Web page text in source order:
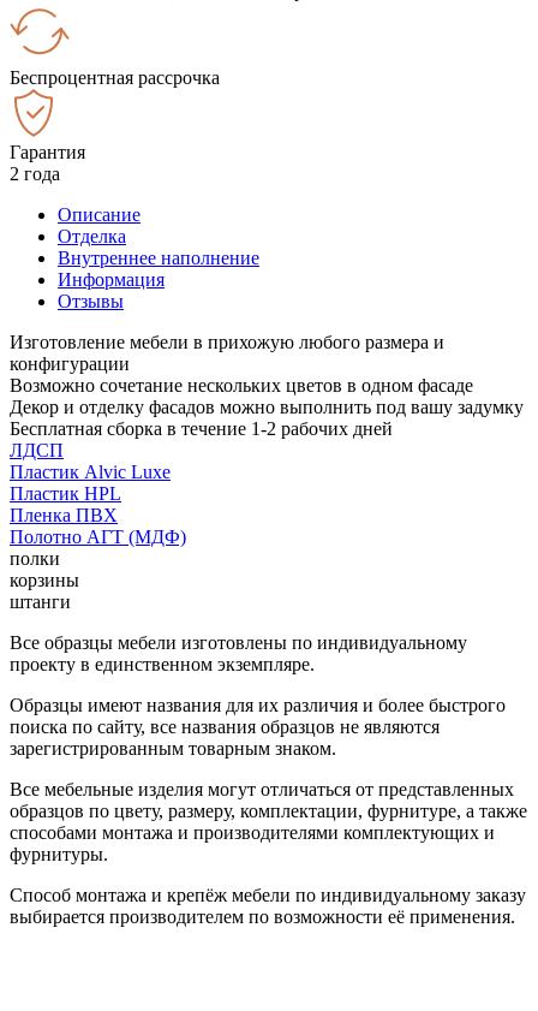
Беспроцентная рассрочка
Гарантия
2 года
Описание
Отделка
Внутреннее наполнение
Информация
Отзывы
Изготовление мебели в прихожую любого размера и
конфигурации
Возможно сочетание нескольких цветов в одном фасаде
Декор и отделку фасадов можно выполнить под вашу задумку
Бесплатная сборка в течение 1-2 рабочих дней
ЛДСП
Пластик Alvic Luxe
Пластик HPL
Пленка ПВХ
Полотно АГТ (МДФ)
полки
корзины
штанги
Все образцы мебели изготовлены по индивидуальному
проекту в единственном экземпляре.
Образцы имеют названия для их различия и более быстрого
поиска по сайту, все названия образцов не являются
зарегистрированным товарным знаком.
Все мебельные изделия могут отличаться от представленных
образцов по цвету, размеру, комплектации, фурнитуре, а также
способами монтажа и производителями комплектующих и
фурнитуры.
Способ монтажа и крепёж мебели по индивидуальному заказу
выбирается производителем по возможности её применения.